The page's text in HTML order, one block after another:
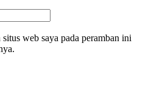
web saya pada peramban ini